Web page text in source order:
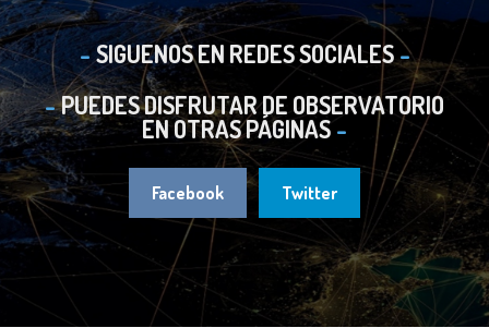
SIGUENOS EN REDES SOCIALES
PUEDES DISFRUTAR DE OBSERVATORIO
EN OTRAS PÁGINAS
Facebook Twitter